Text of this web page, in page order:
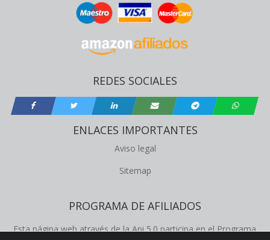
REDES SOCIALES
ENLACES IMPORTANTES
Aviso legal
Sitemap
PROGRAMA DE AFILIADOS
Esta página web através de la Api 5.0 participa en el Programa